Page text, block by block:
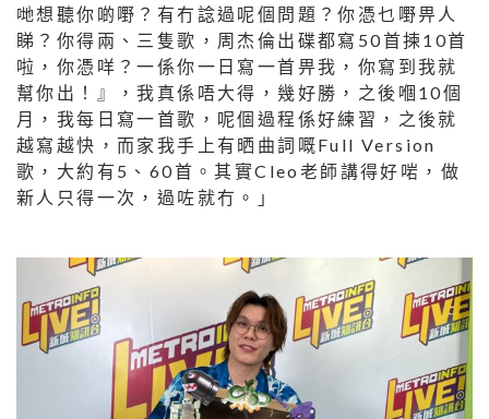
哋想聽你啲嘢？有冇諗過呢個問題？你憑乜嘢畀人
睇？你得兩、三隻歌，周杰倫出碟都寫50首揀10首
啦，你憑咩？一係你一日寫一首畀我，你寫到我就
幫你出！』，我真係唔大得，幾好勝，之後嗰10個
月，我每日寫一首歌，呢個過程係好練習，之後就
越寫越快，而家我手上有晒曲詞嘅Full Version
歌，大約有5、60首。其實Cleo老師講得好啱，做
新人只得一次，過咗就冇。」